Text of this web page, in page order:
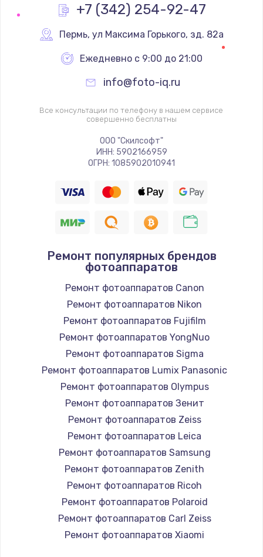
+7 (342) 254-92-47
Пермь, ул Максима Горького, зд. 82а
Ежедневно с 9:00 до 21:00
info@foto-iq.ru
Все консультации по телефону в нашем сервисе
совершенно бесплатны
ООО "Скилсофт"
ИНН: 5902166959
ОГРН: 1085902010941
Ремонт популярных брендов
фотоаппаратов
Ремонт фотоаппаратов Canon
Ремонт фотоаппаратов Nikon
Ремонт фотоаппаратов Fujifilm
Ремонт фотоаппаратов YongNuo
Ремонт фотоаппаратов Sigma
Ремонт фотоаппаратов Lumix Panasonic
Ремонт фотоаппаратов Olympus
Ремонт фотоаппаратов Зенит
Ремонт фотоаппаратов Zeiss
Ремонт фотоаппаратов Leica
Ремонт фотоаппаратов Samsung
Ремонт фотоаппаратов Zenith
Ремонт фотоаппаратов Ricoh
Ремонт фотоаппаратов Polaroid
Ремонт фотоаппаратов Carl Zeiss
Ремонт фотоаппаратов Xiaomi